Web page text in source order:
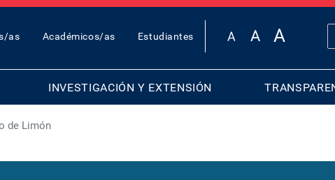
as Académicos/as Estudiantes
INVESTIGACIÓN Y EXTENSIÓN
de Limón